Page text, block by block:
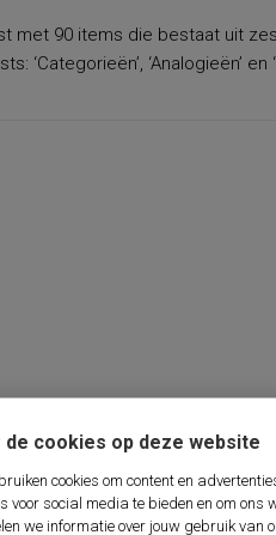
de cookies op deze website
cookies om content en
voor social media te bieden en om ons
we informatie over jouw gebruik van
met 90 items die bestaat uit
‘Categorieën’, ‘Analogieën’